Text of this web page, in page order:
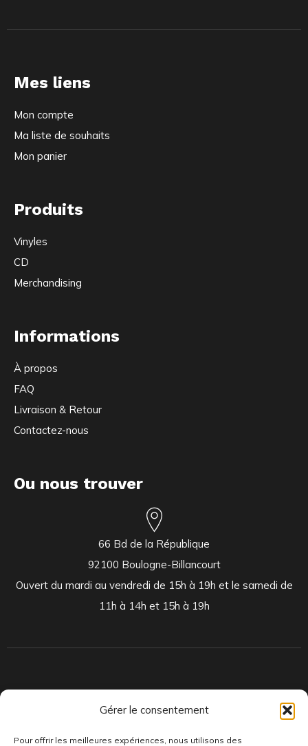
Gérer le consentement
Pour offrir les meilleures expériences, nous utilisons des
Mes liens
Mon compte
Ma liste de souhaits
Mon panier
Produits
Vinyles
CD
Merchandising
Informations
À propos
FAQ
Livraison & Retour
Contactez-nous
Ou nous trouver
66 Bd de la République
92100 Boulogne-Billancourt
Ouvert du mardi au vendredi de 15h à 19h et le samedi de
11h à 14h et 15h à 19h
toujours des pépites musicales, dont des vinyles rares et exclusifs.